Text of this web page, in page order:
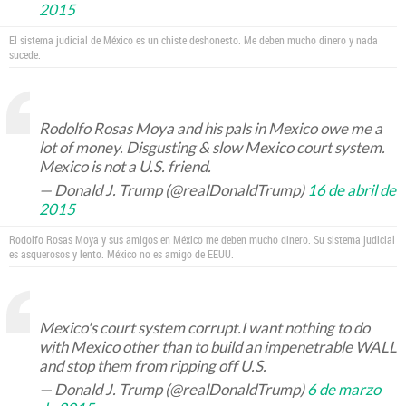
2015
El sistema judicial de México es un chiste deshonesto. Me deben mucho dinero y nada
sucede.
Rodolfo Rosas Moya and his pals in Mexico owe me a
lot of money. Disgusting & slow Mexico court system.
Mexico is not a U.S. friend.
— Donald J. Trump (@realDonaldTrump) 16 de abril de
2015
Rodolfo Rosas Moya y sus amigos en México me deben mucho dinero. Su sistema judicial
es asquerosos y lento. México no es amigo de EEUU.
Mexico's court system corrupt.I want nothing to do
with Mexico other than to build an impenetrable WALL
and stop them from ripping off U.S.
— Donald J. Trump (@realDonaldTrump)6 de marzo